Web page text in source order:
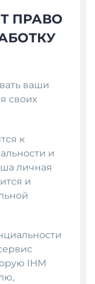
ПРАВО
ваши
своих
к
и
личная
и
IHM